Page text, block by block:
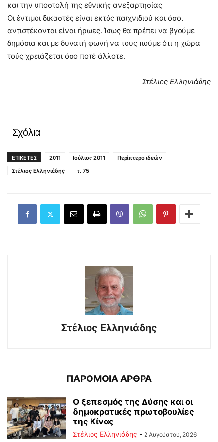
και την υποστολή της εθνικής ανεξαρτησίας.
Οι έντιμοι δικαστές είναι εκτός παιχνιδιού και όσοι
αντιστέκονται είναι ήρωες. Ίσως θα πρέπει να βγούμε
δημόσια και με δυνατή φωνή να τους πούμε ότι η χώρα
τούς χρειάζεται όσο ποτέ άλλοτε.
Στέλιος Ελληνιάδης
Σχόλια
ΕΤΙΚΕΤΕΣ 2011 Ιούλιος 2011
Περίπτερο ιδεών
Στέλιος Ελληνιάδης
τ. 75
Στέλιος Ελληνιάδης
ΠΑΡΟΜΟΙΑ ΑΡΘΡΑ
Ο ξεπεσμός της Δύσης και οι
δημοκρατικές πρωτοβουλίες
της Κίνας
Στέλιος Ελληνιάδης - 2 Αυγούστου, 2026